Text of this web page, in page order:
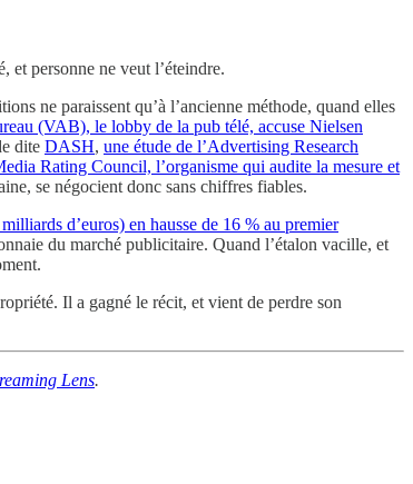
et personne ne veut l’éteindre.
ne paraissent qu’à l’ancienne méthode, quand elles
(VAB), le lobby de la pub télé, accuse Nielsen
dite DASH, une étude de l’Advertising Research
Rating Council, l’organisme qui audite la mesure et
se négocient donc sans chiffres fiables.
d’euros) en hausse de 16 % au premier
du marché publicitaire. Quand l’étalon vacille, et
Il a gagné le récit, et vient de perdre son
Lens.